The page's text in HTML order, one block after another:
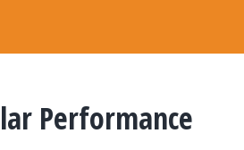
Performance